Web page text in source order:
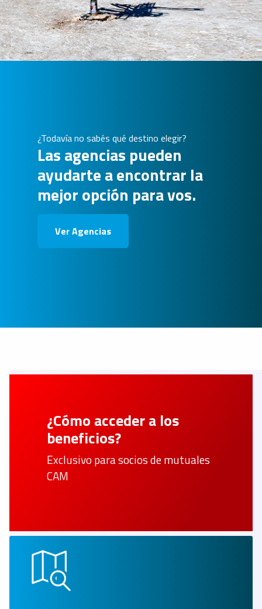
¿Todavía no sabés qué destino elegir?
Las agencias pueden
ayudarte a encontrar la
mejor opción para vos.
Ver Agencias
¿Cómo acceder a los
beneficios?
Exclusivo para socios de mutuales
CAM